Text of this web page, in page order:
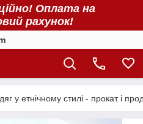
Оплата на
рахунок!
у етнічному стилі - прокат і